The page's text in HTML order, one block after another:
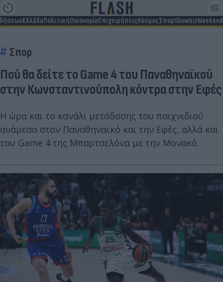
ΕλλάδαΠολιτικήΟικονομίαΕπιχειρήσειςΚόσμοςΣπορShowbizWeekend
Σπορ
Πού θα δείτε το Game 4 του Παναθηναϊκού
στην Κωνσταντινούπολη κόντρα στην Εφές
Η ώρα και το κανάλι μετάδοσης του παιχνιδιού
ανάμεσα στον Παναθηναϊκό και την Εφές, αλλά και
του Game 4 της Μπαρτσελόνα με την Μονακό.